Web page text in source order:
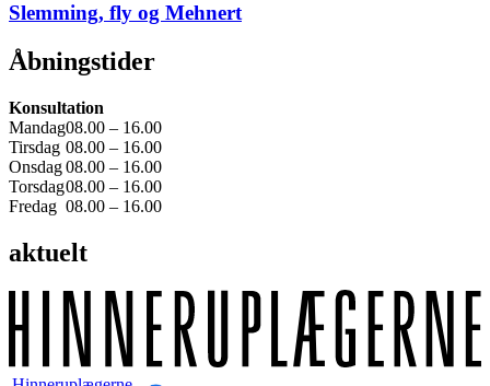
Slemming, fly og Mehnert
Åbningstider
Konsultation
Mandag08.00 – 16.00
Tirsdag 08.00 – 16.00
Onsdag08.00 – 16.00
Torsdag08.00 – 16.00
Fredag 08.00 – 16.00
aktuelt